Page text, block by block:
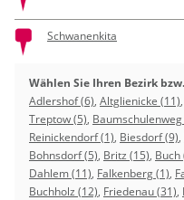
Schwanenkita
Wählen Sie Ihren Bezirk
Adlershof (6), Altglienicke (11),
Treptow (5), Baumschulenweg
Reinickendorf (1), Biesdorf (9),
Bohnsdorf (5), Britz (15), Buch
Dahlem (11), Falkenberg (1),
Buchholz (12), Friedenau (31),